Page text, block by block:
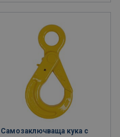
Самозаключваща кука с